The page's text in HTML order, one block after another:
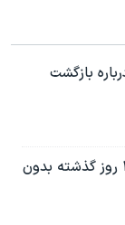
بازگشت
ویندوارد: خارک در ۱۸ روز گذشته بدون